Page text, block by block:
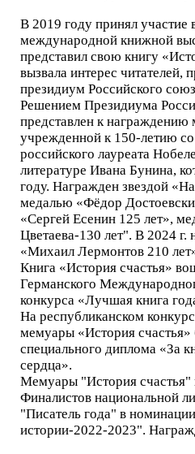
В 2019 году принял участие
международной книжной
представил свою книгу
вызвала интерес читателей,
президиум Российского
Решением Президиума
представлен к
учрежденной к 150-летию
российского лауреата
литературе Ивана Бунина,
году. Награжден звездой
медалью «Фёдор
«Сергей Есенин 125 лет»,
Цветаева-130 лет". В 2024
«Михаил Лермонтов 210
Книга «История счастья»
Германского
конкурса «Лучшая книга
На республиканском
мемуары «История
специального диплома «За
сердца».
Мемуары "История счастья"
Финалистов национальной
"Писатель года" в
истории-2022-2023".